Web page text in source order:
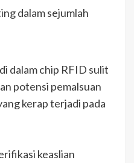
dalam sejumlah
dalam chip RFID sulit
potensi pemalsuan
kerap terjadi pada
keaslian